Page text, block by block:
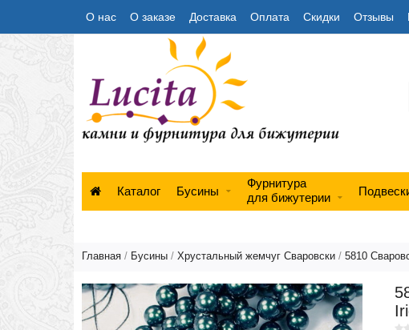
О нас О заказе Доставка Оплата Скидки Отзывы
Каталог Бусины
Фурнитура
для бижутерии
Главная / Бусины / Хрустальный жемчуг Сваровски / 5810